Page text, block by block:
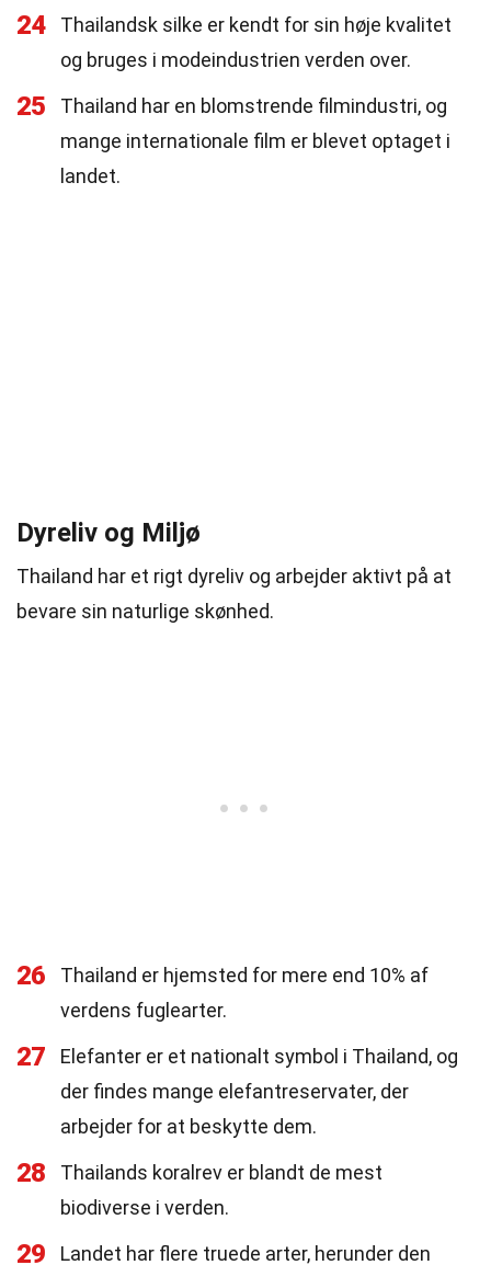
24
Thailandsk silke er kendt for sin høje kvalitet
og bruges i modeindustrien verden over.
25
Thailand har en blomstrende filmindustri, og
mange internationale film er blevet optaget i
landet.
Dyreliv og Miljø
Thailand har et rigt dyreliv og arbejder aktivt på at
bevare sin naturlige skønhed.
26
Thailand er hjemsted for mere end 10% af
verdens fuglearter.
27
Elefanter er et nationalt symbol i Thailand, og
der findes mange elefantreservater, der
arbejder for at beskytte dem.
28
Thailands koralrev er blandt de mest
biodiverse i verden.
29
Landet har flere truede arter, herunder den